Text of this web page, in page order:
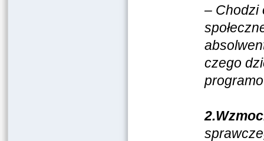
– Chodzi
czego